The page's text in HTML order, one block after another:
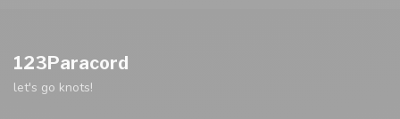
123Paracord
let's go knots!